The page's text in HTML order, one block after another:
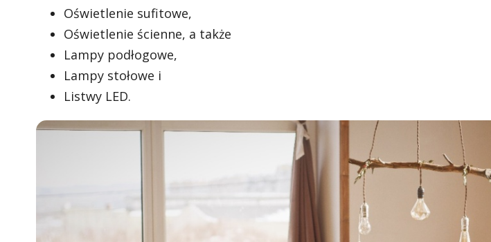
Oświetlenie sufitowe,
Oświetlenie ścienne, a także
Lampy podłogowe,
Lampy stołowe i
Listwy LED.